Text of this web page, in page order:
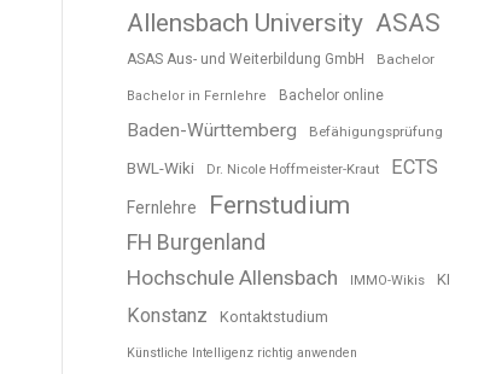
Allensbach University ASAS
ASAS Aus- und Weiterbildung GmbH Bachelor
Bachelor in Fernlehre Bachelor online
Baden-Württemberg Befähigungsprüfung
BWL-Wiki Dr. Nicole Hoffmeister-Kraut ECTS
Fernlehre Fernstudium
FH Burgenland
Hochschule Allensbach
IMMO-Wikis KI
Konstanz Kontaktstudium
Künstliche Intelligenz richtig anwenden